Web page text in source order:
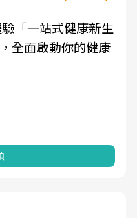
從「換季的身體變化」
常感受的對話，建立對